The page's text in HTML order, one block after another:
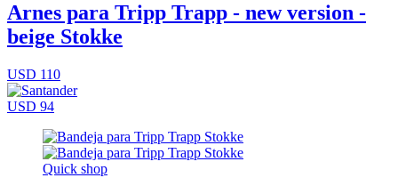
Arnes para Tripp Trapp - new version -
beige Stokke
USD 110
USD 94
Quick shop